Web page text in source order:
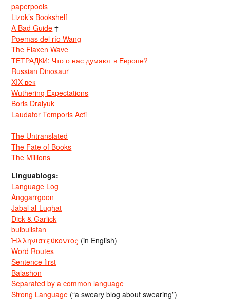
paperpools
Lizok’s Bookshelf
A Bad Guide †
Poemas del río Wang
The Flaxen Wave
ТЕТРАДКИ: Что о нас думают в Европе?
Russian Dinosaur
XIX век
Wuthering Expectations
Boris Dralyuk
Laudator Temporis Acti
The Untranslated
The Fate of Books
The Millions
Linguablogs:
Language Log
Anggarrgoon
Jabal al-Lughat
Dick & Garlick
bulbulistan
Ἡλληνιστεύκοντος (in English)
Word Routes
Sentence first
Balashon
Separated by a common language
Strong Language (“a sweary blog about swearing”)